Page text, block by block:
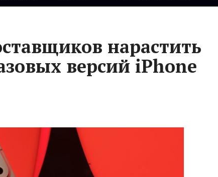
нарастить
версий iPhone